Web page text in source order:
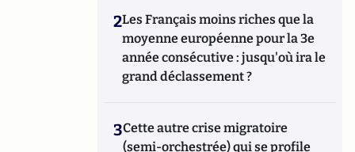
2Les Français moins riches que la
moyenne européenne pour la 3e
année consécutive : jusqu'où ira le
grand déclassement ?
3Cette autre crise migratoire
(semi-orchestrée) qui se profile